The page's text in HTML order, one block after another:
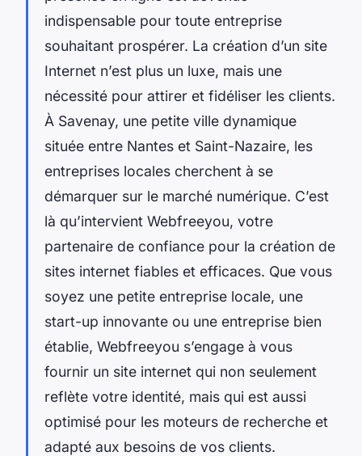
indispensable pour toute entreprise
souhaitant prospérer. La création d’un site
Internet n’est plus un luxe, mais une
nécessité pour attirer et fidéliser les clients.
À Savenay, une petite ville dynamique
située entre Nantes et Saint-Nazaire, les
entreprises locales cherchent à se
démarquer sur le marché numérique. C’est
là qu’intervient Webfreeyou, votre
partenaire de confiance pour la création de
sites internet fiables et efficaces. Que vous
soyez une petite entreprise locale, une
start-up innovante ou une entreprise bien
établie, Webfreeyou s’engage à vous
fournir un site internet qui non seulement
reflète votre identité, mais qui est aussi
optimisé pour les moteurs de recherche et
adapté aux besoins de vos clients.